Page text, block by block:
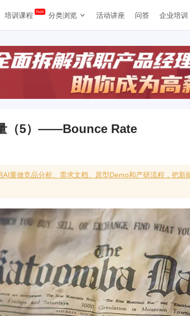
培训课程 分类浏览 活动讲座 问答 企业培训
（5）——Bounce Rate
重做竞品分析、需求文档、原型Demo和产研流程，把新